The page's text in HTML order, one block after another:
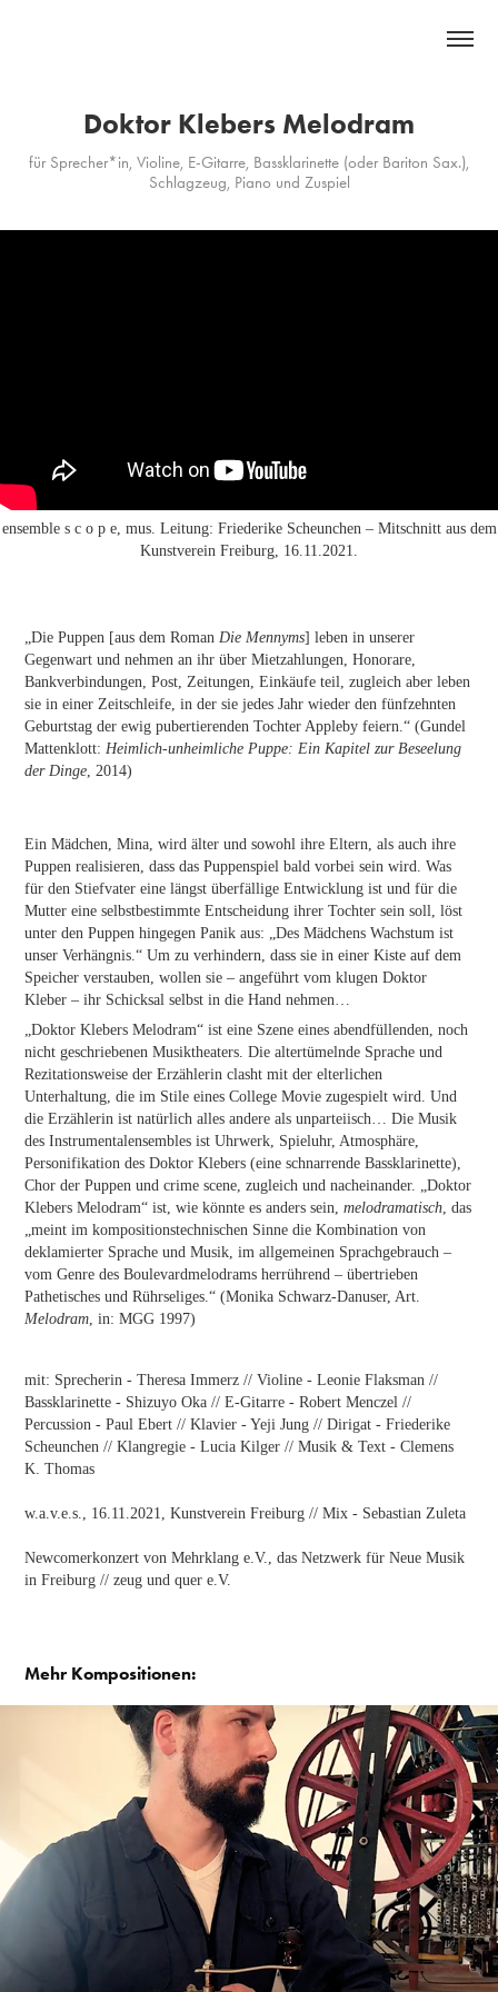
Doktor Klebers Melodram
für Sprecher*in, Violine, E-Gitarre, Bassklarinette (oder Bariton Sax.),
Schlagzeug, Piano und Zuspiel
ensemble s c o p e, mus. Leitung: Friederike Scheunchen – Mitschnitt aus dem
Kunstverein Freiburg, 16.11.2021.
„Die Puppen [aus dem Roman Die Mennyms] leben in unserer
Gegenwart und nehmen an ihr über Mietzahlungen, Honorare,
Bankverbindungen, Post, Zeitungen, Einkäufe teil, zugleich aber leben
sie in einer Zeitschleife, in der sie jedes Jahr wieder den fünfzehnten
Geburtstag der ewig pubertierenden Tochter Appleby feiern.“ (Gundel
Mattenklott: Heimlich-unheimliche Puppe: Ein Kapitel zur Beseelung
der Dinge , 2014)
Ein Mädchen, Mina, wird älter und sowohl ihre Eltern, als auch ihre
Puppen realisieren, dass das Puppenspiel bald vorbei sein wird. Was
für den Stiefvater eine längst überfällige Entwicklung ist und für die
Mutter eine selbstbestimmte Entscheidung ihrer Tochter sein soll, löst
unter den Puppen hingegen Panik aus: „Des Mädchens Wachstum ist
unser Verhängnis.“ Um zu verhindern, dass sie in einer Kiste auf dem
Speicher verstauben, wollen sie – angeführt vom klugen Doktor
Kleber – ihr Schicksal selbst in die Hand nehmen…
„Doktor Klebers Melodram“ ist eine Szene eines abendfüllenden, noch
nicht geschriebenen Musiktheaters. Die altertümelnde Sprache und
Rezitationsweise der Erzählerin clasht mit der elterlichen
Unterhaltung, die im Stile eines College Movie zugespielt wird. Und
die Erzählerin ist natürlich alles andere als unparteiisch… Die Musik
des Instrumentalensembles ist Uhrwerk, Spieluhr, Atmosphäre,
Personifikation des Doktor Klebers (eine schnarrende Bassklarinette),
Chor der Puppen und crime scene, zugleich und nacheinander. „Doktor
Klebers Melodram“ ist, wie könnte es anders sein,melodramatisch , das
„meint im kompositionstechnischen Sinne die Kombination von
deklamierter Sprache und Musik, im allgemeinen Sprachgebrauch –
vom Genre des Boulevardmelodrams herrührend – übertrieben
Pathetisches und Rührseliges.“ (Monika Schwarz-Danuser, Art.
Melodram , in: MGG 1997)
mit: Sprecherin - Theresa Immerz // Violine - Leonie Flaksman //
Bassklarinette - Shizuyo Oka // E-Gitarre - Robert Menczel //
Percussion - Paul Ebert // Klavier - Yeji Jung // Dirigat - Friederike
Scheunchen // Klangregie - Lucia Kilger // Musik & Text - Clemens
K. Thomas
w.a.v.e.s., 16.11.2021, Kunstverein Freiburg // Mix - Sebastian Zuleta
Newcomerkonzert von Mehrklang e.V., das Netzwerk für Neue Musik
in Freiburg // zeug und quer e.V.
Mehr Kompositionen:
Mahlwerk